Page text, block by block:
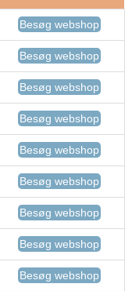
Besøg webshop
Besøg webshop
Besøg webshop
Besøg webshop
Besøg webshop
Besøg webshop
Besøg webshop
Besøg webshop
Besøg webshop